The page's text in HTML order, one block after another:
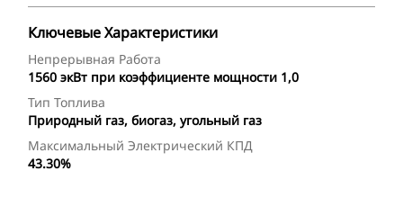
Ключевые Характеристики
Непрерывная Работа
1560 экВт при коэффициенте мощности 1,0
Тип Топлива
Природный газ, биогаз, угольный газ
Максимальный Электрический КПД
43.30%